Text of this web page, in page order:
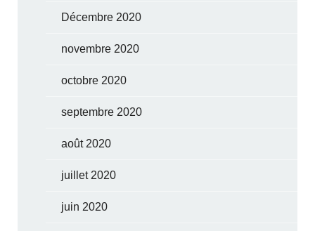
Décembre 2020
novembre 2020
octobre 2020
septembre 2020
août 2020
juillet 2020
juin 2020